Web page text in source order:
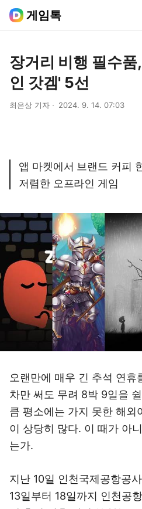
게임톡
장거리 비행 필수
인 갓겜' 5선
최은상 기자 2024. 9. 14. 07:03
앱 마켓에서 브랜드 커피
저렴한 오프라인 게임
오랜만에 매우 긴 추석 연휴
차만 써도 무려 8박 9일을
큼 평소에는 가지 못한 해외
이 상당히 많다. 이 때가 아
는가.
지난 10일 인천국제공항공
13일부터 18일까지 인천공